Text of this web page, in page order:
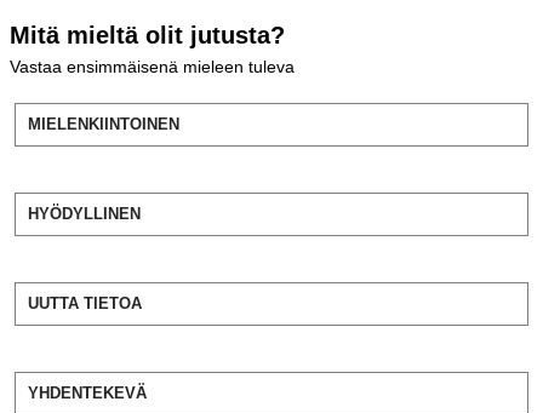
Mitä mieltä olit jutusta?
Vastaa ensimmäisenä mieleen tuleva
MIELENKIINTOINEN
HYÖDYLLINEN
UUTTA TIETOA
YHDENTEKEVÄ